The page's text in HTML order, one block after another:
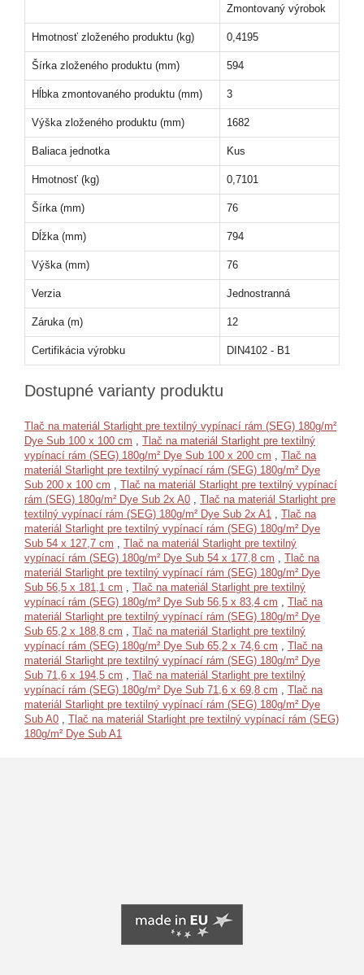
Zmontovaný výrobok
Hmotnosť zloženého produktu (kg) 0,4195
Šírka zloženého produktu (mm) 594
Hĺbka zmontovaného produktu (mm) 3
Výška zloženého produktu (mm) 1682
Baliaca jednotka Kus
Hmotnosť (kg) 0,7101
Šírka (mm) 76
Dĺžka (mm) 794
Výška (mm) 76
Verzia Jednostranná
Záruka (m) 12
Certifikácia výrobku DIN4102 - B1
Dostupné varianty produktu
Tlač na materiál Starlight pre textilný vypínací rám (SEG) 180g/m²
Dye Sub 100 x 100 cm , Tlač na materiál Starlight pre textilný
vypínací rám (SEG) 180g/m² Dye Sub 100 x 200 cm , Tlač na
materiál Starlight pre textilný vypínací rám (SEG) 180g/m² Dye
Sub 200 x 100 cm , Tlač na materiál Starlight pre textilný vypínací
rám (SEG) 180g/m² Dye Sub 2x A0 , Tlač na materiál Starlight pre
textilný vypínací rám (SEG) 180g/m² Dye Sub 2x A1 , Tlač na
materiál Starlight pre textilný vypínací rám (SEG) 180g/m² Dye
Sub 54 x 127,7 cm , Tlač na materiál Starlight pre textilný
vypínací rám (SEG) 180g/m² Dye Sub 54 x 177,8 cm , Tlač na
materiál Starlight pre textilný vypínací rám (SEG) 180g/m² Dye
Sub 56,5 x 181,1 cm , Tlač na materiál Starlight pre textilný
vypínací rám (SEG) 180g/m² Dye Sub 56,5 x 83,4 cm , Tlač na
materiál Starlight pre textilný vypínací rám (SEG) 180g/m² Dye
Sub 65,2 x 188,8 cm , Tlač na materiál Starlight pre textilný
vypínací rám (SEG) 180g/m² Dye Sub 65,2 x 74,6 cm , Tlač na
materiál Starlight pre textilný vypínací rám (SEG) 180g/m² Dye
Sub 71,6 x 194,5 cm , Tlač na materiál Starlight pre textilný
vypínací rám (SEG) 180g/m² Dye Sub 71,6 x 69,8 cm , Tlač na
materiál Starlight pre textilný vypínací rám (SEG) 180g/m² Dye
Sub A0 , Tlač na materiál Starlight pre textilný vypínací rám (SEG)
180g/m² Dye Sub A1